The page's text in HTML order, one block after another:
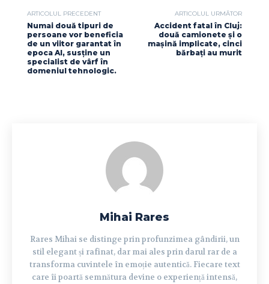
ARTICOLUL PRECEDENT
Numai două tipuri de
persoane vor beneficia
de un viitor garantat în
epoca AI, susține un
specialist de vârf în
domeniul tehnologic.
ARTICOLUL URMĂTOR
Accident fatal în Cluj:
două camionete și o
mașină implicate, cinci
bărbați au murit
Mihai Rares
Rares Mihai se distinge prin profunzimea gândirii, un
stil elegant și rafinat, dar mai ales prin darul rar de a
transforma cuvintele în emoție autentică. Fiecare text
care îi poartă semnătura devine o experiență intensă,